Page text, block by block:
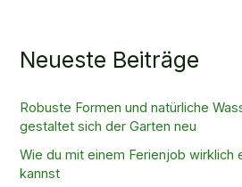
Neueste Beiträge
Robuste Formen und natürliche
gestaltet sich der Garten neu
Wie du mit einem Ferienjob wirklich
kannst